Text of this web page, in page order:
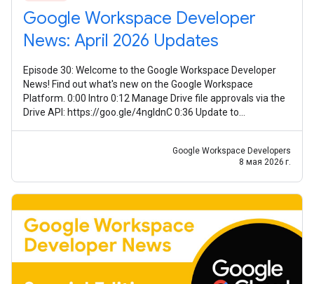
Google Workspace Developer
News: April 2026 Updates
Episode 30: Welcome to the Google Workspace Developer
News! Find out what's new on the Google Workspace
Platform. 0:00 Intro 0:12 Manage Drive file approvals via the
Drive API: https://goo.gle/4ngIdnC 0:36 Update to
Google Workspace Developers
8 мая 2026 г.